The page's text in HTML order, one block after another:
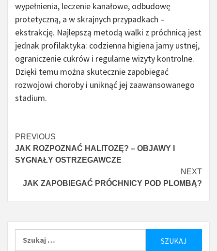
wypełnienia, leczenie kanałowe, odbudowę
protetyczną, a w skrajnych przypadkach –
ekstrakcję. Najlepszą metodą walki z próchnicą jest
jednak profilaktyka: codzienna higiena jamy ustnej,
ograniczenie cukrów i regularne wizyty kontrolne.
Dzięki temu można skutecznie zapobiegać
rozwojowi choroby i uniknąć jej zaawansowanego
stadium.
Czytaj
więcej
PREVIOUS
JAK ROZPOZNAĆ HALITOZĘ? – OBJAWY I
SYGNAŁY OSTRZEGAWCZE
NEXT
JAK ZAPOBIEGAĆ PRÓCHNICY POD PLOMBĄ?